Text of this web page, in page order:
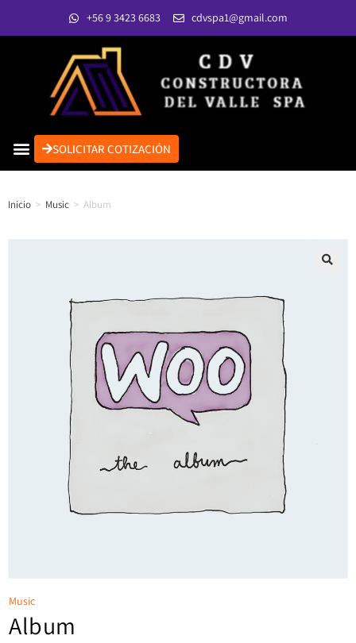
+56 9 3423 6683 cdvspa1@gmail.com
SOLICITAR COTIZACIÓN
Inicio > Music > Album
Music
Album